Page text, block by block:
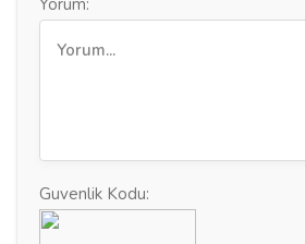
Yorum:
Guvenlik Kodu: